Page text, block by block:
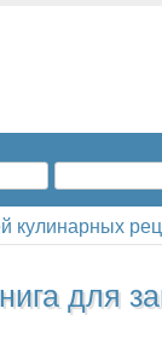
кулинарных
для